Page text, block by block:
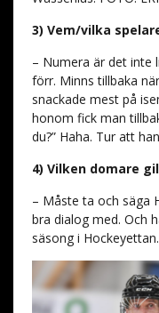
3) Vem/vilka
– Numera är det inte
förr. Minns tillbaka
snackade mest på
honom fick man
du?” Haha. Tur att
4) Vilken domare
– Måste ta och säga
bra dialog med. Och
säsong i